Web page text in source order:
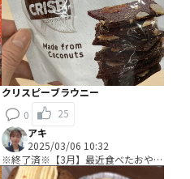
クリスピーブラウニー
0
25
アキ
2025/03/06 10:32
※終了済※【3月】最近食べたおやつ
教えて！